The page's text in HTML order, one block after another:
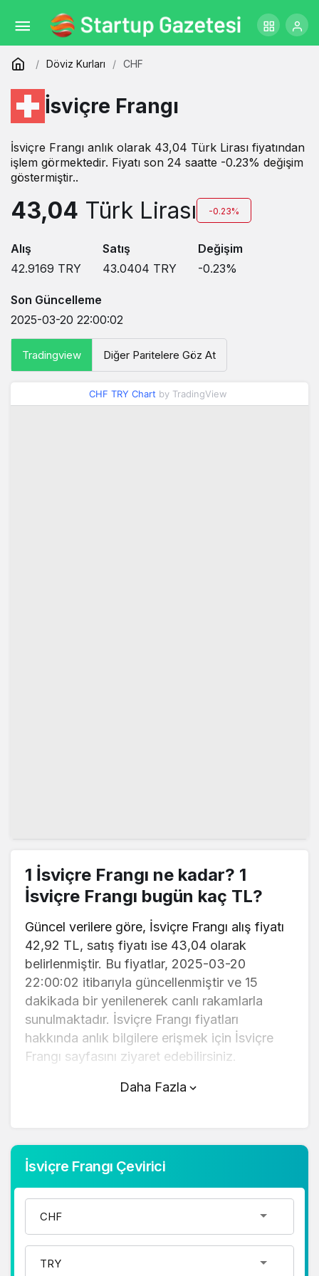
Döviz Kurları CHF
İsviçre Frangı
İsviçre Frangı anlık olarak 43,04 Türk Lirası fiyatından
işlem görmektedir. Fiyatı son 24 saatte -0.23% değişim
göstermiştir..
43,04 Türk Lirası -0.23%
Alış
42.9169 TRY
Satış
43.0404 TRY
Değişim
-0.23%
Son Güncelleme
2025-03-20 22:00:02
Tradingview Diğer Paritelere Göz At
CHF TRY Chart by TradingView
1 İsviçre Frangı ne kadar? 1
İsviçre Frangı bugün kaç TL?
Güncel verilere göre, İsviçre Frangı alış fiyatı
42,92 TL, satış fiyatı ise 43,04 olarak
belirlenmiştir. Bu fiyatlar, 2025-03-20
22:00:02 itibarıyla güncellenmiştir ve 15
dakikada bir yenilenerek canlı rakamlarla
sunulmaktadır. İsviçre Frangı fiyatları
hakkında anlık bilgilere erişmek için İsviçre
Frangı sayfasını ziyaret edebilirsiniz.
İsviçre Frangı (TL) fiyatı bugün
fiyatından işlem görmektedir ve 24 saatlik
yaklaşık işlem hacmi 0. Fiyatı son 24 saatte
İsviçre Frangı hesaplama işlemleri için,
sayfanın üstünde yer alan çevirici aracını
kullanarak mevcut fiyatlar üzerinden hızlı ve
Daha Fazla
İsviçre Frangı Çevirici